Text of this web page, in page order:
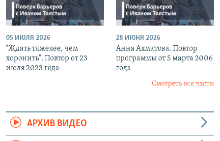
05 ИЮЛЯ 2026
"Ждать тяжелее, чем
хоронить". Повтор от 23
июля 2023 года
28 ИЮНЯ 2026
Анна Ахматова. Повтор
программы от 5 марта 2006
года
Смотреть все части
АРХИВ ВИДЕО